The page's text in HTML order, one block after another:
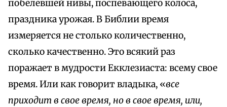
побелевшей нивы, поспевающего колоса,
праздника урожая. В Библии время
измеряется не столько количественно,
сколько качественно. Это всякий раз
поражает в мудрости Екклезиаста: всему свое
время. Или как говорит владыка, «все
приходит в свое время, но в свое время, или,